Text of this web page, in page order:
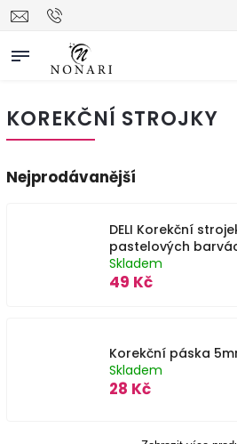
KOREKČNÍ STROJKY
Nejprodávanější
DELI Korekční
pastelových
Skladem
49 Kč
Korekční páska
Skladem
28 Kč